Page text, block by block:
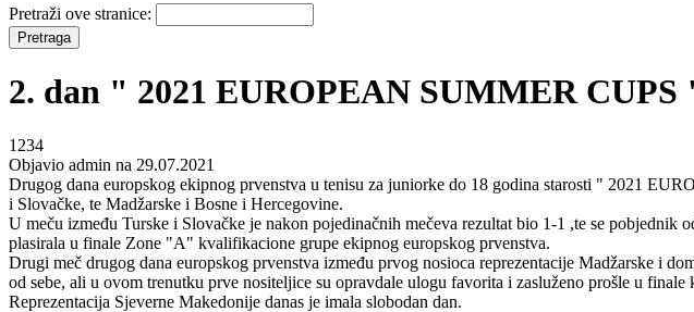
Pretraži ove stranice:
2. dan " 2021 EUROPEAN SUMMER CUPS
1234
Objavio admin na 29.07.2021
Drugog dana europskog ekipnog prvenstva u tenisu za juniorke do 18 godina starosti " 2021
i Slovačke, te Madžarske i Bosne i Hercegovine.
U meču između Turske i Slovačke je nakon pojedinačnih mečeva rezultat bio 1-1 ,te se
plasirala u finale Zone "A" kvalifikacione grupe ekipnog europskog prvenstva.
Drugi meč drugog dana europskog prvenstva između prvog nosioca reprezentacije Madžarske i
od sebe, ali u ovom trenutku prve nositeljice su opravdale ulogu favorita i zasluženo prošle u
Reprezentacija Sjeverne Makedonije danas je imala slobodan dan.